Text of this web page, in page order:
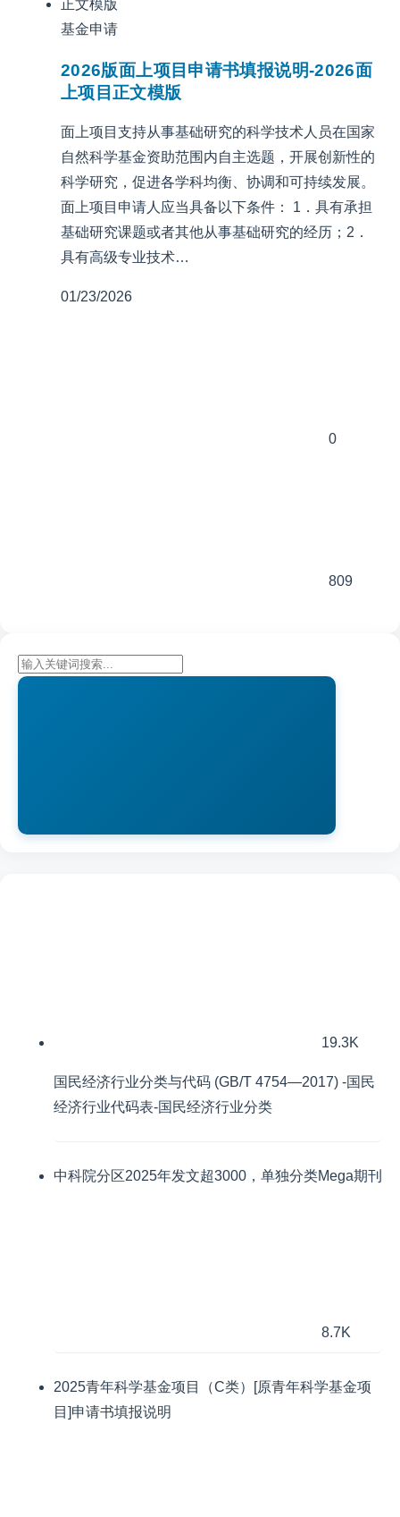
基金申请
2026版面上项目申请书填报说明-2026面
上项目正文模版
面上项目支持从事基础研究的科学技术人员在国家
自然科学基金资助范围内自主选题，开展创新性的
科学研究，促进各学科均衡、协调和可持续发展。
面上项目申请人应当具备以下条件： 1．具有承担
基础研究课题或者其他从事基础研究的经历；2．
具有高级专业技术…
01/23/2026
0
809
19.3K
国民经济行业分类与代码 (GB/T 4754—2017) -国民
经济行业代码表-国民经济行业分类
中科院分区2025年发文超3000，单独分类Mega期刊
8.7K
2025青年科学基金项目（C类）[原青年科学基金项
目]申请书填报说明